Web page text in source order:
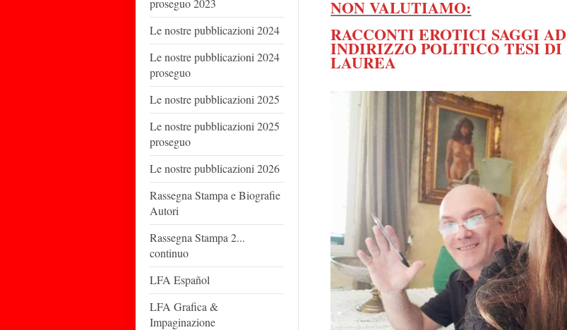
proseguo 2023
Le nostre pubblicazioni 2024
Le nostre pubblicazioni 2024
proseguo
Le nostre pubblicazioni 2025
Le nostre pubblicazioni 2025
proseguo
Le nostre pubblicazioni 2026
Rassegna Stampa e Biografie
Autori
Rassegna Stampa 2...
continuo
LFA Español
LFA Grafica &
Impaginazione
NON VALUTIAMO:
RACCONTI EROTICISAGGI AD
INDIRIZZO POLITICOTESI DI
LAUREA